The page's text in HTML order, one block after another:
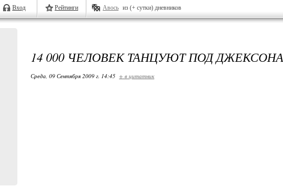
Вход Рейтинги Авось из (+ сутки) дневников
14 000 ЧЕЛОВЕК ТАНЦУЮТ ПОД ДЖЕКСОНА
Среда, 09 Сентября 2009 г. 14:45 + в цитатник